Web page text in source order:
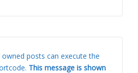
posts can execute the
This message is shown